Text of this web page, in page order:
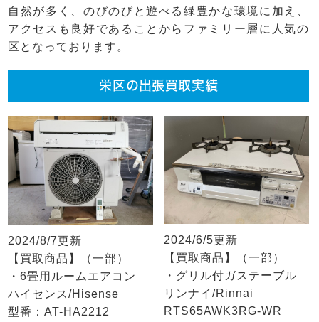
自然が多く、のびのびと遊べる緑豊かな環境に加え、
アクセスも良好であることからファミリー層に人気の
区となっております。
栄区の出張買取実績
2024/8/7更新
【買取商品】（一部）
・6畳用ルームエアコン
ハイセンス/Hisense
型番：AT-HA2212
2024/6/5更新
【買取商品】（一部）
・グリル付ガステーブル
リンナイ/Rinnai
RTS65AWK3RG-WR